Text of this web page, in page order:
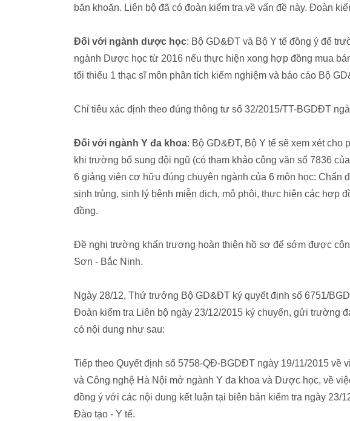
băn khoăn. Liên bộ đã có đoàn kiểm tra về vấn đề này. Đoàn
Đối với ngành dược học: Bộ GD&ĐT và Bộ Y tế đồng ý để
ngành Dược học từ 2016 nếu thực hiện xong hợp đồng mua
tối thiểu 1 thạc sĩ môn phân tích kiểm nghiệm và báo cáo Bộ
Chỉ tiêu xác định theo đúng thông tư số 32/2015/TT-BGDĐT
Đối với ngành Y đa khoa: Bộ GD&ĐT, Bộ Y tế sẽ xem xét cho
khi trường bổ sung đội ngũ (có tham khảo công văn số 7836
6 giảng viên cơ hữu đúng chuyên ngành của 6 môn học: Chẩn
sinh trùng, sinh lý bệnh miễn dịch, mô phôi, thực hiện các hợp
đồng.
Đề nghị trường khẩn trương hoàn thiện hồ sơ để sớm được
Sơn - Bắc Ninh.
Ngày 28/12, Thứ trưởng Bộ GD&ĐT ký quyết định số 6751/
Đoàn kiểm tra Liên bộ ngày 23/12/2015 ký chuyển, gửi trường
có nội dung như sau:
Tiếp theo Quyết định số 5758-QĐ-BGDĐT ngày 19/11/2015 về
và Công nghệ Hà Nội mở ngành Y đa khoa và Dược học, về
đồng ý với các nội dung kết luận tại biên bản kiểm tra ngày 23/
Đào tạo - Y tế.